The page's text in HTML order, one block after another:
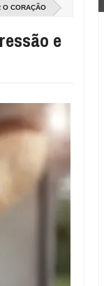
O CORAÇÃO
e